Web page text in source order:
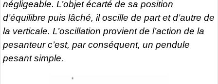
négligeable. L’objet écarté de sa position
d’équilibre puis lâché, il oscille de part et d’autre de
la verticale. L’oscillation provient de l’action de la
pesanteur c’est, par conséquent, un pendule
pesant simple.